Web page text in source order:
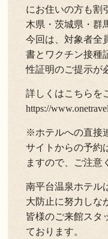
にお住いの方も割
木県・茨城県・群
今回は、対象者全
書とワクチン接種
性証明のご提示が
詳しくはこちらを
https://
※ホテルへの直接
サイトからの予約
ますので、ご注意
南平台温泉ホテル
大防止に努力しな
皆様のご来館スタ
ております。